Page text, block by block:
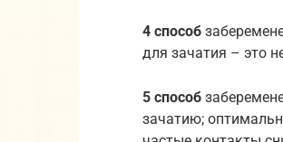
4 способ
для зачатия – это
5 способ
зачатию;